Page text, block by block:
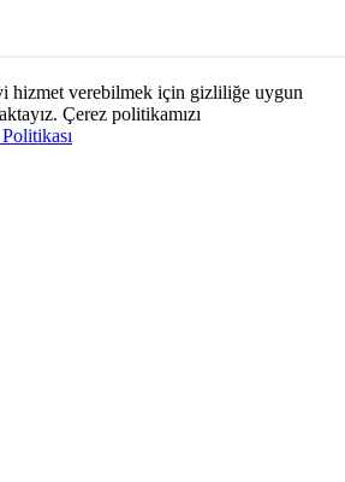
hizmet verebilmek için gizliliğe uygun
Çerez politikamızı